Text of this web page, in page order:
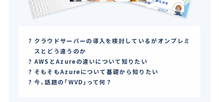
クラウドサーバーの導入を検討しているがオンプレミ
スとどう違うのか
AWSとAzureの違いについて知りたい
そもそもAzureについて基礎から知りたい
今、話題の「WVD」って何？